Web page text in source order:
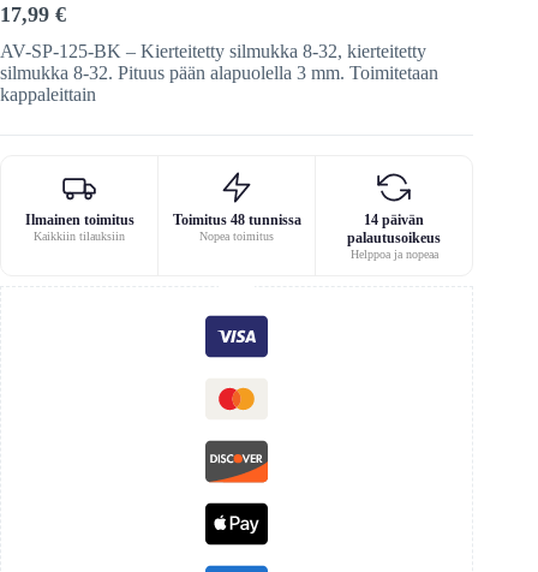
17,99 €
AV-SP-125-BK – Kierteitetty silmukka 8-32, kierteitetty
silmukka 8-32. Pituus pään alapuolella 3 mm. Toimitetaan
kappaleittain
Ilmainen toimitus
Kaikkiin tilauksiin
Toimitus 48 tunnissa
Nopea toimitus
14 päivän
palautusoikeus
Helppoa ja nopeaa